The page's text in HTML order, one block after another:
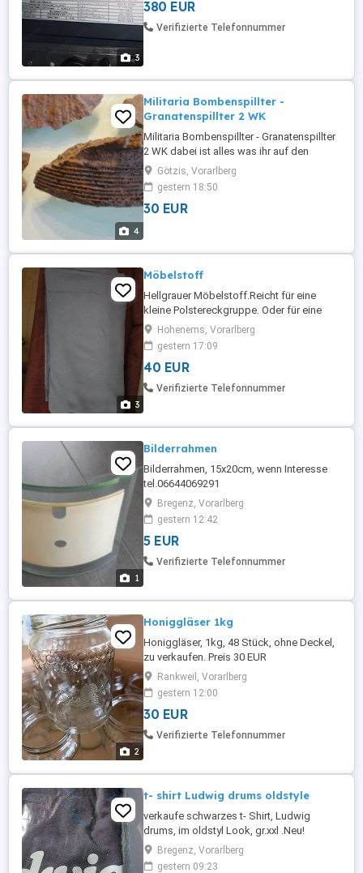
3
380 EUR
Verifizierte Telefonnummer
4
Militaria Bombenspillter -
Granatenspillter 2 WK
Militaria Bombenspillter - Granatenspillter
2 WK dabei ist alles was ihr auf den
Bildern seht Von welcher Art weiss ich
auch nicht
Götzis, Vorarlberg
gestern 18:50
30 EUR
3
Möbelstoff
Hellgrauer Möbelstoff.Reicht für eine
kleine Polstereckgruppe. Oder für eine
Neupolsterung eines Wohnwagens.
Hohenems, Vorarlberg
gestern 17:09
40 EUR
Verifizierte Telefonnummer
1
Bilderrahmen
Bilderrahmen, 15x20cm, wenn Interesse
tel.06644069291
Bregenz, Vorarlberg
gestern 12:42
5 EUR
Verifizierte Telefonnummer
2
Honiggläser 1kg
Honiggläser, 1kg, 48 Stück, ohne Deckel,
zu verkaufen. Preis 30 EUR
Rankweil, Vorarlberg
gestern 12:00
30 EUR
Verifizierte Telefonnummer
t- shirt Ludwig drums oldstyle
verkaufe schwarzes t- Shirt, Ludwig
drums, im oldstyl Look, gr.xxl .Neu!
Bregenz, Vorarlberg
gestern 09:23